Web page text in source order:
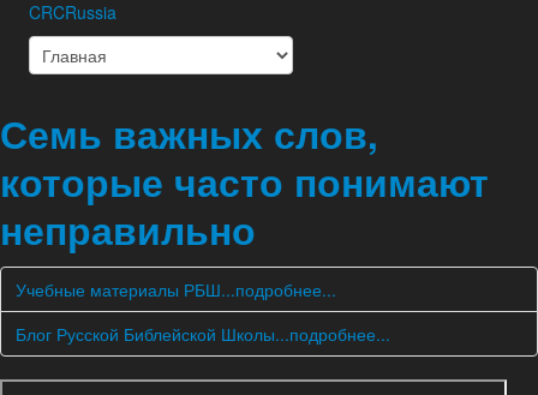
CRCRussia
Семь важных слов,
которые часто понимают
неправильно
Учебные материалы РБШ...подробнее...
Блог Русской Библейской Школы...подробнее...